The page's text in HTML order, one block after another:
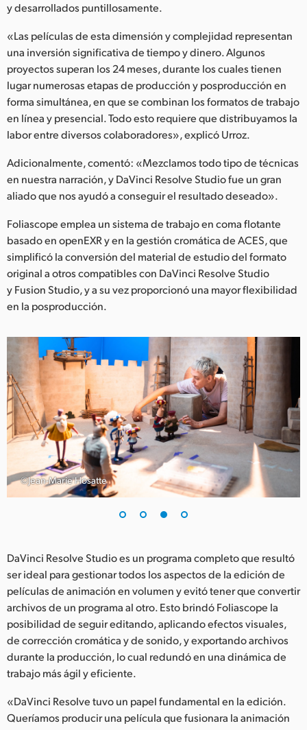
y desarrollados puntillosamente.
«Las películas de esta dimensión y complejidad representan
una inversión significativa de tiempo y dinero. Algunos
proyectos superan los 24 meses, durante los cuales tienen
lugar numerosas etapas de producción y posproducción en
forma simultánea, en que se combinan los formatos de trabajo
en línea y presencial. Todo esto requiere que distribuyamos la
labor entre diversos colaboradores», explicó Urroz.
Adicionalmente, comentó: «Mezclamos todo tipo de técnicas
en nuestra narración, y DaVinci Resolve Studio fue un gran
aliado que nos ayudó a conseguir el resultado deseado».
Foliascope emplea un sistema de trabajo en coma flotante
basado en openEXR y en la gestión cromática de ACES, que
simplificó la conversión del material de estudio del formato
original a otros compatibles con DaVinci Resolve Studio
y Fusion Studio, y a su vez proporcionó una mayor flexibilidad
en la posproducción.
©Jean-Marie Hosatte
DaVinci Resolve Studio es un programa completo que resultó
ser ideal para gestionar todos los aspectos de la edición de
películas de animación en volumen y evitó tener que convertir
archivos de un programa al otro. Esto brindó Foliascope la
posibilidad de seguir editando, aplicando efectos visuales,
de corrección cromática y de sonido, y exportando archivos
durante la producción, lo cual redundó en una dinámica de
trabajo más ágil y eficiente.
«DaVinci Resolve tuvo un papel fundamental en la edición.
Queríamos producir una película que fusionara la animación